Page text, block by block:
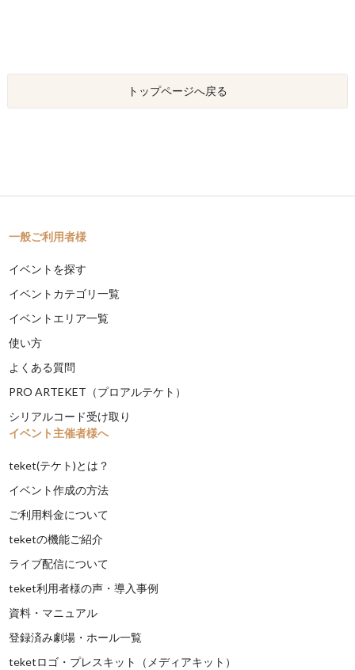
トップページへ戻る
一般ご利用者様
イベントを探す
イベントカテゴリ一覧
イベントエリア一覧
使い方
よくある質問
PRO ARTEKET（プロアルテケト）
シリアルコード受け取り
イベント主催者様へ
teket(テケト)とは？
イベント作成の方法
ご利用料金について
teketの機能ご紹介
ライブ配信について
teket利用者様の声・導入事例
資料・マニュアル
登録済み劇場・ホール一覧
teketロゴ・プレスキット（メディアキット）